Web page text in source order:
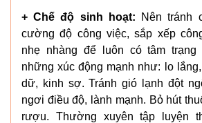
+ Chế độ sinh hoạt: Nên tránh
cường độ công việc, sắp xếp
nhẹ nhàng để luôn có tâm trạng
những xúc động mạnh như: lo
dữ, kinh sợ. Tránh gió lạnh đột
ngơi điều độ, lành mạnh. Bỏ hút
rượu. Thường xuyên tập luyện